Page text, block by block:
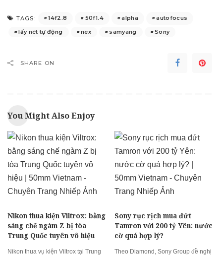
TAGS: 14f2.8 50f1.4 alpha
autofocus
lấy nét tự động
nex samyang Sony
SHARE ON
You Might Also Enjoy
Nikon thua kiện Viltrox: bằng
sáng chế ngàm Z bị tòa
Trung Quốc tuyên vô hiệu
Nikon thua vụ kiện Viltrox tại Trung
Sony rục rịch mua đứt
Tamron với 200 tỷ Yên: nước
cờ quá hợp lý?
Theo Diamond, Sony Group đề nghị